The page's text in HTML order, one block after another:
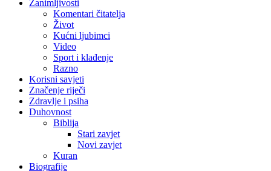
Zanimljivosti
Komentari čitatelja
Život
Kućni ljubimci
Video
Sport i klađenje
Razno
Korisni savjeti
Značenje riječi
Zdravlje i psiha
Duhovnost
Biblija
Stari zavjet
Novi zavjet
Kuran
Biografije